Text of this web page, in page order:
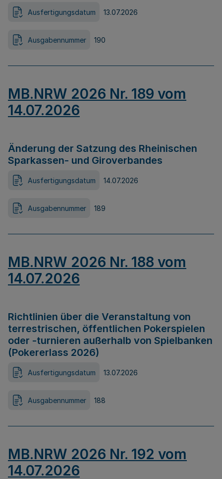
Ausfertigungsdatum 13.07.2026
Ausgabennummer 190
MB.NRW 2026 Nr. 189 vom
14.07.2026
Änderung der Satzung des Rheinischen
Sparkassen- und Giroverbandes
Ausfertigungsdatum 14.07.2026
Ausgabennummer 189
MB.NRW 2026 Nr. 188 vom
14.07.2026
Richtlinien über die Veranstaltung von
terrestrischen, öffentlichen Pokerspielen
oder -turnieren außerhalb von Spielbanken
(Pokererlass 2026)
Ausfertigungsdatum 13.07.2026
Ausgabennummer 188
MB.NRW 2026 Nr. 192 vom
14.07.2026